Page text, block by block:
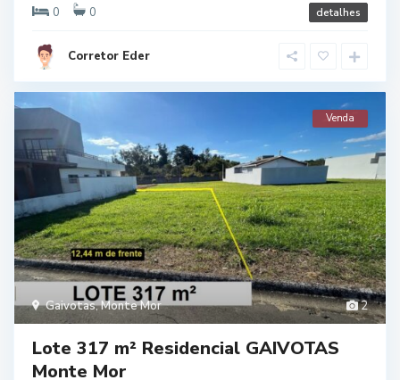
0
0 detalhes
Corretor Eder
2
Gaivotas,Monte Mor
Venda
Lote 317 m² Residencial GAIVOTAS
Monte Mor